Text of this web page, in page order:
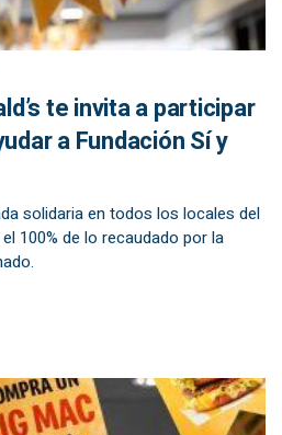
te invita a participar
a Fundación Sí y
solidaria en todos los locales del
100% de lo recaudado por la